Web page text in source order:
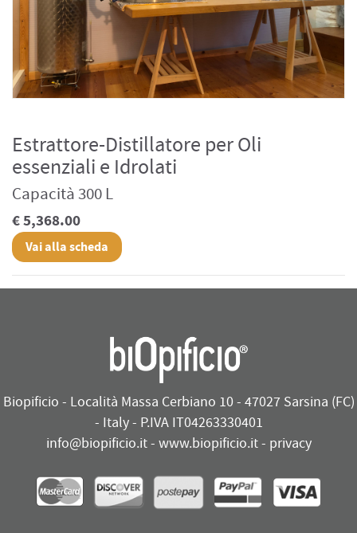
Estrattore-Distillatore per Oli
essenziali e Idrolati
Capacità 300 L
€ 5,368.00
Vai alla scheda
Biopificio - Località Massa Cerbiano 10 - 47027 Sarsina (FC)
- Italy - P.IVA IT04263330401
info@biopificio.it- www.biopificio.it- privacy